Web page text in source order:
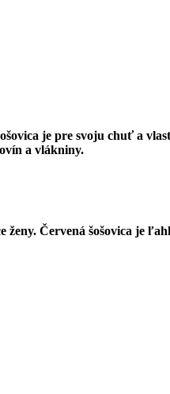
je pre svoju chuť a
a vlákniny.
Červená šošovica je